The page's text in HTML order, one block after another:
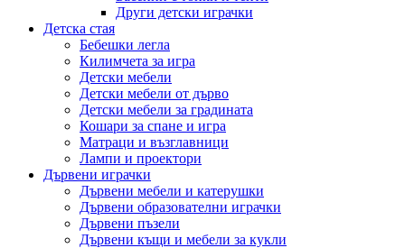
Други детски играчки
Детска стая
Бебешки легла
Килимчета за игра
Детски мебели
Детски мебели от дърво
Детски мебели за градината
Кошари за спане и игра
Матраци и възглавници
Лампи и проектори
Дървени играчки
Дървени мебели и катерушки
Дървени образователни играчки
Дървени пъзели
Дървени къщи и мебели за кукли